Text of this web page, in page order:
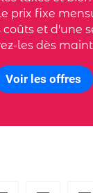
prix fixe
et d'une
les dès
Voir les offres